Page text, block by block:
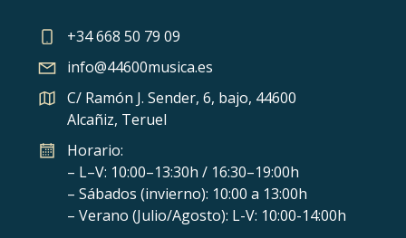
+34 668 50 79 09
info@44600musica.es
C/ Ramón J. Sender, 6, bajo, 44600
Alcañiz, Teruel
Horario:
– L–V: 10:00–13:30h / 16:30–19:00h
– Sábados (invierno): 10:00 a 13:00h
– Verano (Julio/Agosto): L-V: 10:00-14:00h